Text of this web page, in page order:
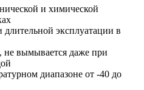
и химической
длительной эксплуатации в
не вымывается даже при
диапазоне от -40 до